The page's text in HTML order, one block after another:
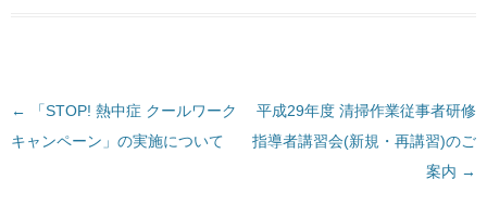
投
稿
←
「STOP! 熱中症 クールワーク
キャンペーン」の実施について
平成29年度 清掃作業従事者研修
指導者講習会(新規・再講習)のご
案内 →